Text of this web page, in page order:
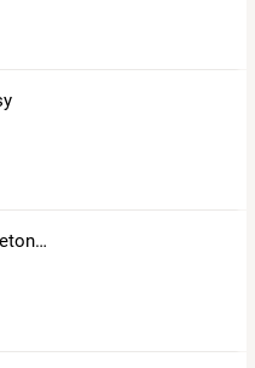
Bienvenue en Bretonnie !!!